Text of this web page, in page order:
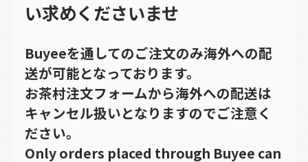
い求めくださいませ
Buyeeを通してのご注文のみ海外への配
送が可能となっております。
お茶村注文フォームから海外への配送は
キャンセル扱いとなりますのでご注意く
ださい。
Only orders placed through Buyee can